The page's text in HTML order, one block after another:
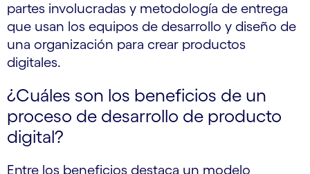
partes involucradas y metodología de entrega
que usan los equipos de desarrollo y diseño de
una organización para crear productos
digitales.
¿Cuáles son los beneficios de un
proceso de desarrollo de producto
digital?
Entre los beneficios destaca un modelo